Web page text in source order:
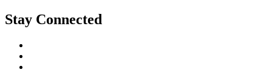
Stay Connected